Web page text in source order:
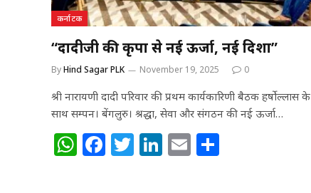
कर्नाटक
“दादीजी की कृपा से नई ऊर्जा, नई दिशा”
ByHind Sagar PLK November 19, 2025 0
श्री नारायणी दादी परिवार की प्रथम कार्यकारिणी बैठक हर्षोल्लास के
साथ सम्पन। बेंगलुरु। श्रद्धा, सेवा और संगठन की नई ऊर्जा…
W F T Li E